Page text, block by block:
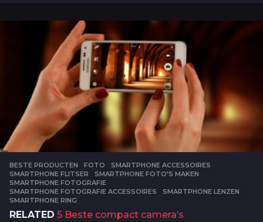
r
a
g
o
BESTE PRODUCTEN ,FOTO SMARTPHONE ACCESSOIRES
SMARTPHONE FLITSER
,SMARTPHONE FOTO'S MAKEN
SMARTPHONE FOTOGRAFIE
SMARTPHONE FOTOGRAFIE ACCESSOIRES
,SMARTPHONE LENZEN
SMARTPHONE RING
RELATED 5 Beste compact camera’s